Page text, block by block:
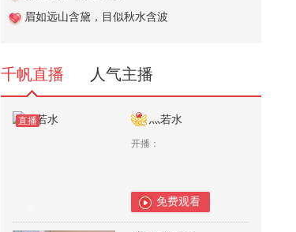
当文化遇上武打。热映电影《火遮
眼》里的招式真的能打吗？@张朝
眉如远山含黛，目似秋水含波
千帆直播 人气主播
直播 灬若水
开播：
免费观看